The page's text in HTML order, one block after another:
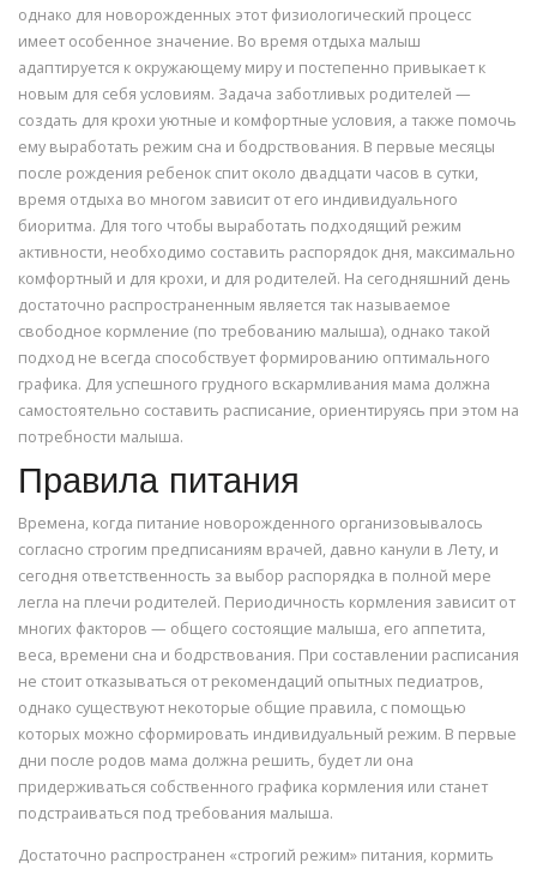
однако для новорожденных этот физиологический процесс
имеет особенное значение. Во время отдыха малыш
адаптируется к окружающему миру и постепенно привыкает к
новым для себя условиям. Задача заботливых родителей —
создать для крохи уютные и комфортные условия, а также помочь
ему выработать режим сна и бодрствования. В первые месяцы
после рождения ребенок спит около двадцати часов в сутки,
время отдыха во многом зависит от его индивидуального
биоритма. Для того чтобы выработать подходящий режим
активности, необходимо составить распорядок дня, максимально
комфортный и для крохи, и для родителей. На сегодняшний день
достаточно распространенным является так называемое
свободное кормление (по требованию малыша), однако такой
подход не всегда способствует формированию оптимального
графика. Для успешного грудного вскармливания мама должна
самостоятельно составить расписание, ориентируясь при этом на
потребности малыша.
Правила питания
Времена, когда питание новорожденного организовывалось
согласно строгим предписаниям врачей, давно канули в Лету, и
сегодня ответственность за выбор распорядка в полной мере
легла на плечи родителей. Периодичность кормления зависит от
многих факторов — общего состоящие малыша, его аппетита,
веса, времени сна и бодрствования. При составлении расписания
не стоит отказываться от рекомендаций опытных педиатров,
однако существуют некоторые общие правила, с помощью
которых можно сформировать индивидуальный режим. В первые
дни после родов мама должна решить, будет ли она
придерживаться собственного графика кормления или станет
подстраиваться под требования малыша.
Достаточно распространен «строгий режим» питания, кормить